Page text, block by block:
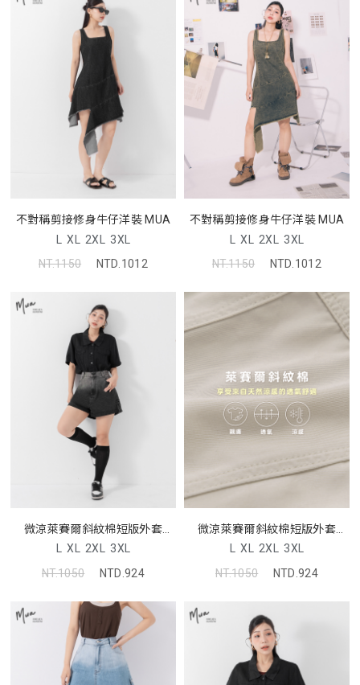
不對稱剪接修身牛仔洋裝 MUA
L XL 2XL 3XL
NT.1150
NTD.1012
不對稱剪接修身牛仔洋裝 MUA
L XL 2XL 3XL
NT.1150
NTD.1012
微涼萊賽爾斜紋棉短版外套
MUA
L XL 2XL 3XL
NT.1050
NTD.924
微涼萊賽爾斜紋棉短版外套
MUA
L XL 2XL 3XL
NT.1050
NTD.924